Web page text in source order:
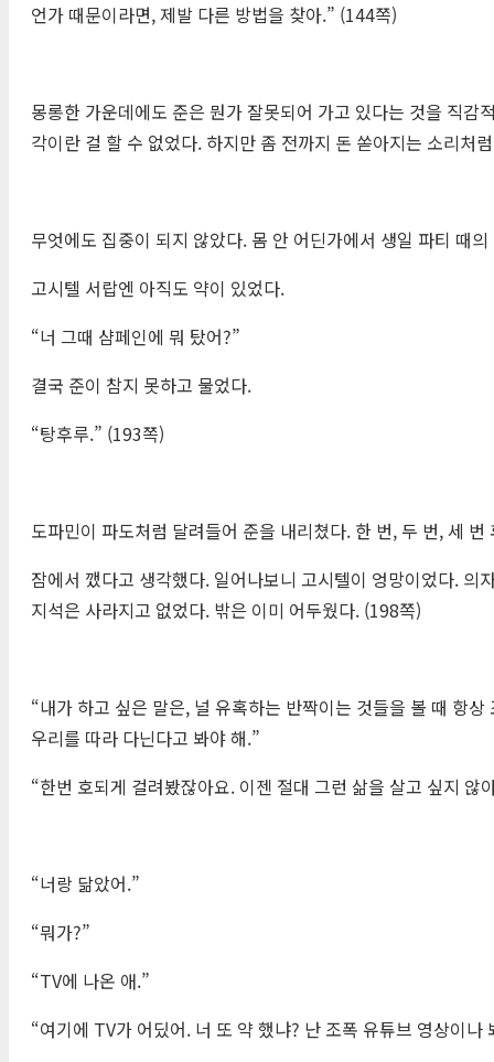
언가 때문이라면, 제발 다른 방법을 찾아.” (144쪽)
몽롱한 가운데에도 준은 뭔가 잘못되어 가고 있다는 것을 직
각이란 걸 할 수 없었다. 하지만 좀 전까지 돈 쏟아지는 소리처
무엇에도 집중이 되지 않았다. 몸 안 어딘가에서 생일 파티 때
고시텔 서랍엔 아직도 약이 있었다.
“너 그때 샴페인에 뭐 탔어?”
결국 준이 참지 못하고 물었다.
“탕후루.” (193쪽)
도파민이 파도처럼 달려들어 준을 내리쳤다. 한 번, 두 번, 세
잠에서 깼다고 생각했다. 일어나보니 고시텔이 엉망이었다.
지석은 사라지고 없었다. 밖은 이미 어두웠다. (198쪽)
“내가 하고 싶은 말은, 널 유혹하는 반짝이는 것들을 볼 때 항
우리를 따라 다닌다고 봐야 해.”
“한번 호되게 걸려봤잖아요. 이젠 절대 그런 삶을 살고 싶지 않
“너랑 닮았어.”
“뭐가?”
“TV에 나온 애.”
“여기에 TV가 어딨어. 너 또 약 했냐? 난 조폭 유튜브 영상이나